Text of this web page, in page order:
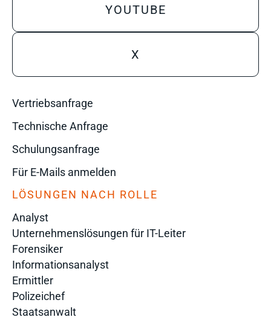
YOUTUBE
X
Vertriebsanfrage
Technische Anfrage
Schulungsanfrage
Für E-Mails anmelden
LÖSUNGEN NACH ROLLE
Analyst
Unternehmenslösungen für IT-Leiter
Forensiker
Informationsanalyst
Ermittler
Polizeichef
Staatsanwalt